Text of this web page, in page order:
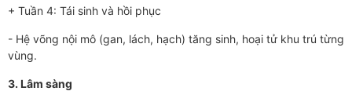
+ Tuần 4: Tái sinh và hồi phục
- Hệ võng nội mô (gan, lách, hạch) tăng sinh, hoại tử khu trú từng
vùng.
3. Lâm sàng